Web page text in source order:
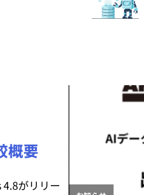
概要
4.8がリリー